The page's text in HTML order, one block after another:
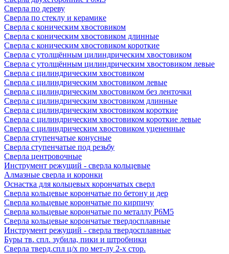
Сверла по дереву
Сверла по стеклу и керамике
Сверла с коническим хвостовиком
Сверла с коническим хвостовиком длинные
Сверла с коническим хвостовиком короткие
Сверла с утолщённым цилиндрическим хвостовиком
Сверла с утолщённым цилиндрическим хвостовиком левые
Сверла с цилиндрическим хвостовиком
Сверла с цилиндрическим хвостовиком левые
Сверла с цилиндрическим хвостовиком без ленточки
Сверла с цилиндрическим хвостовиком длинные
Сверла с цилиндрическим хвостовиком короткие
Сверла с цилиндрическим хвостовиком короткие левые
Сверла с цилиндрическим хвостовиком уцененные
Сверла ступенчатые конусные
Сверла ступенчатые под резьбу
Сверла центровочные
Инструмент режущий - сверла кольцевые
Алмазные сверла и коронки
Оснастка для кольцевых корончатых сверл
Сверла кольцевые корончатые по бетону и дер
Сверла кольцевые корончатые по кирпичу
Сверла кольцевые корончатые по металлу Р6М5
Сверла кольцевые корончатые твердосплавные
Инструмент режущий - сверла твердосплавные
Буры тв. спл. зубила, пики и штробники
Сверла тверд.спл ц/х по мет-лу 2-х стор.